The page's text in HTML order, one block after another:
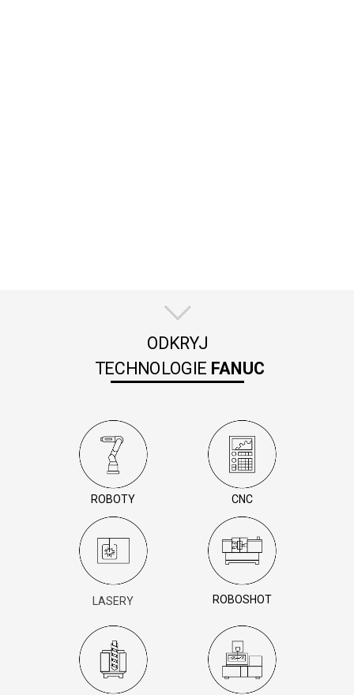
ODKRYJ
TECHNOLOGIE FANUC
ROBOTY CNC
LASERY ROBOSHOT